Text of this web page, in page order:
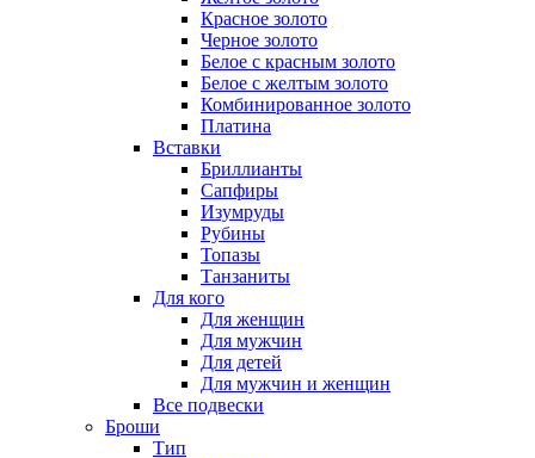
Красное золото
Черное золото
Белое с красным золото
Белое с желтым золото
Комбинированное золото
Платина
Вставки
Бриллианты
Сапфиры
Изумруды
Рубины
Топазы
Танзаниты
Для кого
Для женщин
Для мужчин
Для детей
Для мужчин и женщин
Все подвески
Броши
Тип